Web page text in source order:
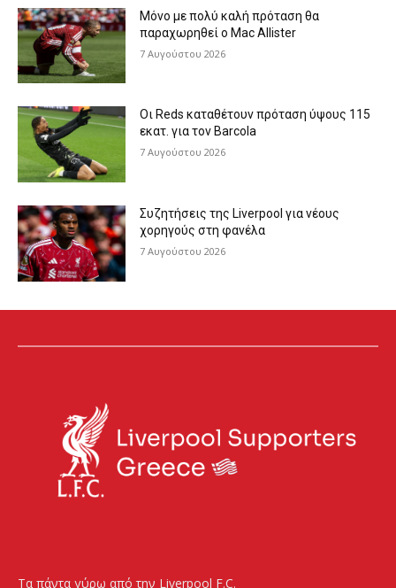
Μόνο με πολύ καλή πρόταση θα
παραχωρηθεί ο Mac Allister
7 Αυγούστου 2026
Οι Reds καταθέτουν πρόταση ύψους 115
εκατ. για τον Barcola
7 Αυγούστου 2026
Συζητήσεις της Liverpool για νέους
χορηγούς στη φανέλα
7 Αυγούστου 2026
Τα πάντα γύρω από την Liverpool F.C.